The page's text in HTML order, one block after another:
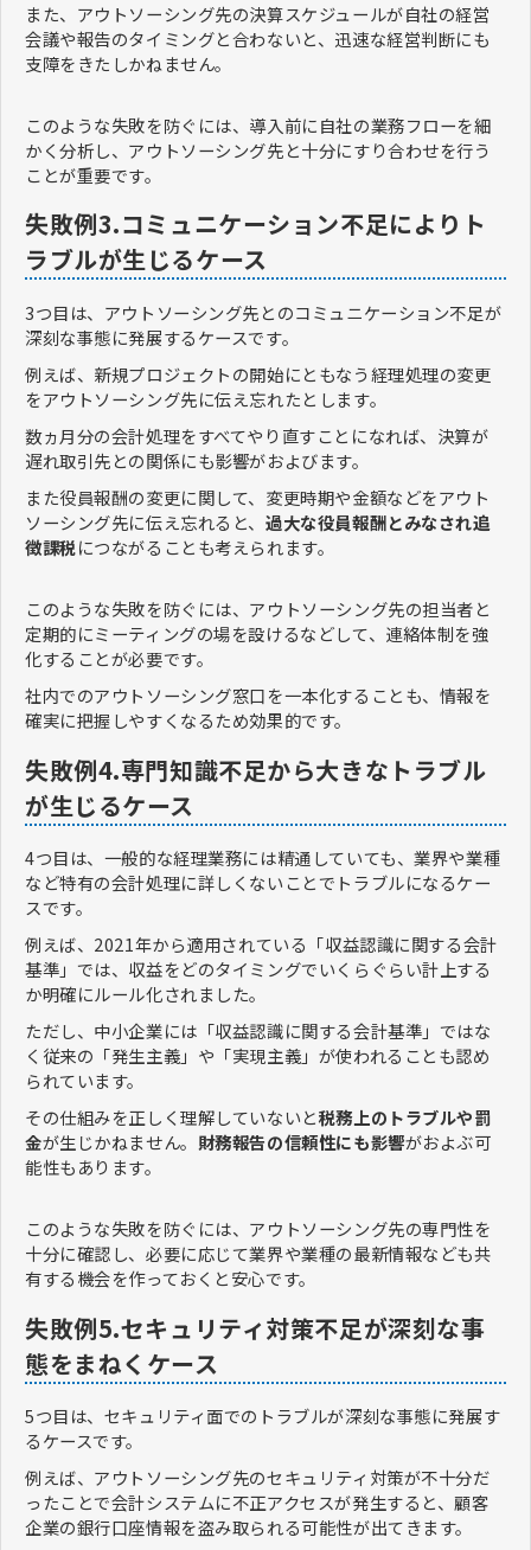
また、アウトソーシング先の決算スケジュールが自社の経営
会議や報告のタイミングと合わないと、迅速な経営判断にも
支障をきたしかねません。
このような失敗を防ぐには、導入前に自社の業務フローを細
かく分析し、アウトソーシング先と十分にすり合わせを行う
ことが重要です。
失敗例3.コミュニケーション不足によりト
ラブルが生じるケース
3つ目は、アウトソーシング先とのコミュニケーション不足が
深刻な事態に発展するケースです。
例えば、新規プロジェクトの開始にともなう経理処理の変更
をアウトソーシング先に伝え忘れたとします。
数ヵ月分の会計処理をすべてやり直すことになれば、決算が
遅れ取引先との関係にも影響がおよびます。
また役員報酬の変更に関して、変更時期や金額などをアウト
ソーシング先に伝え忘れると、過大な役員報酬とみなされ追
徴課税につながることも考えられます。
このような失敗を防ぐには、アウトソーシング先の担当者と
定期的にミーティングの場を設けるなどして、連絡体制を強
化することが必要です。
社内でのアウトソーシング窓口を一本化することも、情報を
確実に把握しやすくなるため効果的です。
失敗例4.専門知識不足から大きなトラブル
が生じるケース
4つ目は、一般的な経理業務には精通していても、業界や業種
など特有の会計処理に詳しくないことでトラブルになるケー
スです。
例えば、2021年から適用されている「収益認識に関する会計
基準」では、収益をどのタイミングでいくらぐらい計上する
か明確にルール化されました。
ただし、中小企業には「収益認識に関する会計基準」ではな
く従来の「発生主義」や「実現主義」が使われることも認め
られています。
その仕組みを正しく理解していないと税務上のトラブルや罰
金が生じかねません。 財務報告の信頼性にも影響がおよぶ可
能性もあります。
このような失敗を防ぐには、アウトソーシング先の専門性を
十分に確認し、必要に応じて業界や業種の最新情報なども共
有する機会を作っておくと安心です。
失敗例5.セキュリティ対策不足が深刻な事
態をまねくケース
5つ目は、セキュリティ面でのトラブルが深刻な事態に発展す
るケースです。
例えば、アウトソーシング先のセキュリティ対策が不十分だ
ったことで会計システムに不正アクセスが発生すると、顧客
企業の銀行口座情報を盗み取られる可能性が出てきます。